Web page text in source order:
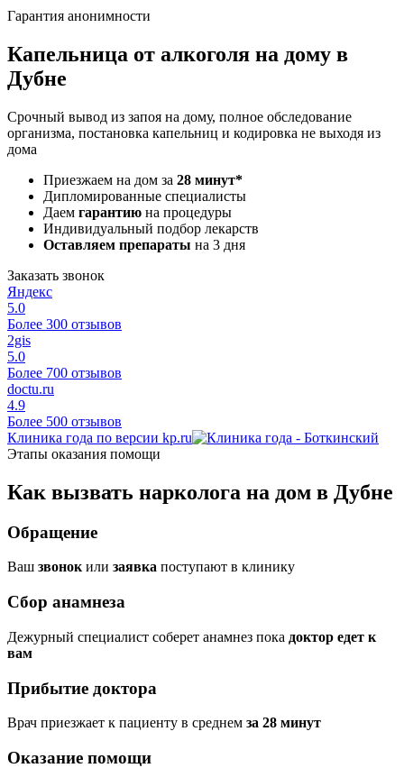
Гарантия анонимности
Капельница от алкоголя на дому в
Дубне
Срочный вывод из запоя на дому, полное обследование
организма, постановка капельниц и кодировка не выходя из
дома
Приезжаем на дом за 28 минут*
Дипломированные специалисты
Даем гарантию на процедуры
Индивидуальный подбор лекарств
Оставляем препараты на 3 дня
Заказать звонок
Яндекс
5.0
Более 300 отзывов
2gis
5.0
Более 700 отзывов
doctu.ru
4.9
Более 500 отзывов
Клиника года по версии kp.ru
Этапы оказания помощи
Как вызвать нарколога на дом в Дубне
Обращение
Ваш звонокили заявка поступают в клинику
Сбор анамнеза
Дежурный специалист соберет анамнез пока доктор едет к
вам
Прибытие доктора
Врач приезжает к пациенту в среднем за 28 минут
Оказание помощи